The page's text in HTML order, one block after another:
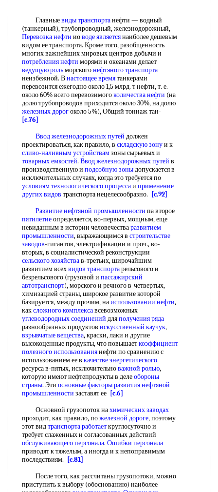
Главныевиды транспортанефти — водный
(танкерный), трубопроводный, железнодорожный,
Перевозка нефти иоводе являетсянаиболее дешевым
видом ее транспорта. Кроме того, разобщенность
многих важнейших мировых центров добычи и
потребления нефти морями и океанами делает
ведущую рольморскогонефтяного транспорта
неизбежной. Внастоящее времятанкерами
перевозится ежегодно около 1,5 млрд. т нефти, т. е.
около 60% всего перевозимогоколичества нефти (на
долю трубопроводов приходится около 30%, на долю
железных дорогоколо 5%), Общий тоннаж тан-
[c.76]
Ввод железнодорожных путей должен
проектироваться, как правило, в складскую зонуи к
сливо-наливным устройствамзоны сырьевых и
товарных емкостей. Ввод железнодорожных путей в
производственную и подсобную зоныдопускается в
исключительных случаях, когда это требуется по
условиям технологического процессаи применение
других видов транспорта нецелесообразно.
[c.92]
Развитие нефтяной промышленности па второе
пятилетиеопределяется, во-первых, мощным, еще
невиданным в истории человечестваразвитием
промышленности, выражающимся в строительстве
заводов-гигантов, электрификации и проч., во-
вторых, в социалистической реконструкции
сельского хозяйствав-третьих, широчайшим
развитием всехвидов транспортарельсового и
безрельсового (грузовой и пассажирский
автотранспорт), морского и речного в-четвертых,
химизацией страны, широкое развитие которой
базируется, между прочим, наиспользовании нефти,
каксложного комплексавсевозможных
углеводородных соединений дляполучения ряда
разнообразных продуктов искусственный каучук,
взрывчатые вещества, краски, лаки и другие
высокоценные продукты, что повышаеткоэффициент
полезного использованиянефти по сравнению с
использованием ее в качестве энергетического
ресурса в-пятых, исключительноважной ролью,
которую имеют нефтепродукты в делеобороны
страны. Эти основные факторыразвития нефтяной
промышленности заставят ее [c.6]
Основной грузопоток нахимических заводах
проходит, как правило, пожелезной дороге, поэтому
этот видтранспорта работаеткруглосуточно и
требует слаженных и согласованных действий
обслуживающего персонала. Ошибки персонала
приводят к тяжелым, а иногда и к непоправимым
последствиям.
[c.81]
После того, как рассчитаны грузопотоки, можно
приступить к выбору (обоснованию) наиболее